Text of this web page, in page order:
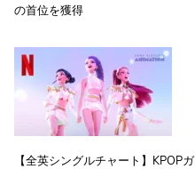
の首位を獲得
【全英シングルチャート】KPOPガ